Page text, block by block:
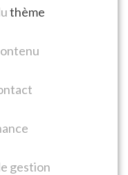
thème
gestion